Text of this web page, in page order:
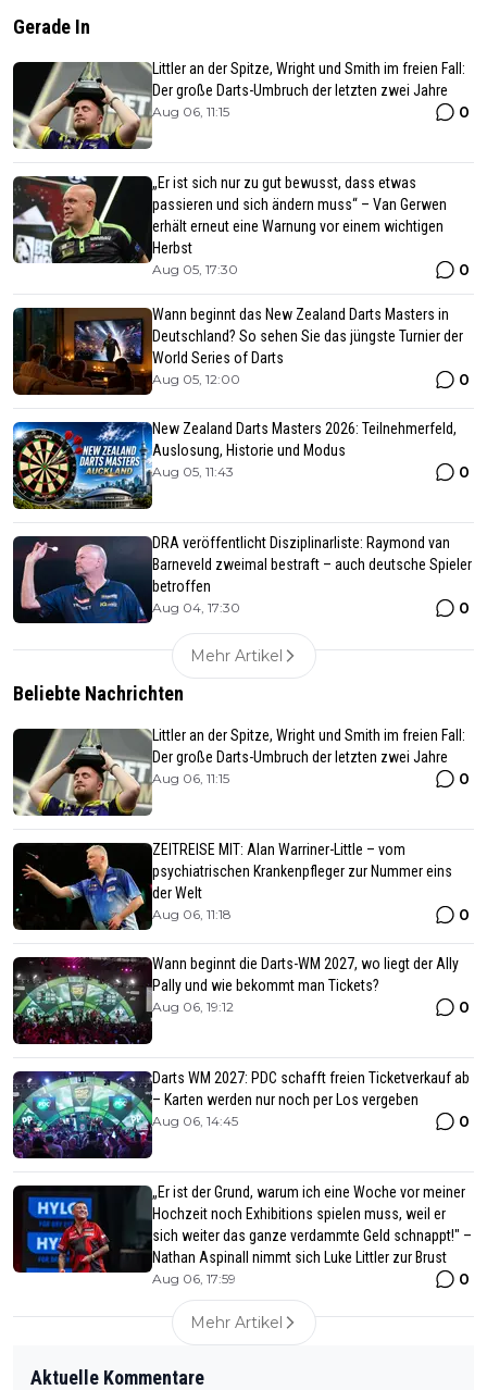
Gerade In
Littler an der Spitze, Wright und Smith im freien Fall:
Der große Darts-Umbruch der letzten zwei Jahre
Aug 06, 11:15 0
„Er ist sich nur zu gut bewusst, dass etwas
passieren und sich ändern muss“ – Van Gerwen
erhält erneut eine Warnung vor einem wichtigen
Herbst
Aug 05, 17:30 0
Wann beginnt das New Zealand Darts Masters in
Deutschland? So sehen Sie das jüngste Turnier der
World Series of Darts
Aug 05, 12:00 0
New Zealand Darts Masters 2026: Teilnehmerfeld,
Auslosung, Historie und Modus
Aug 05, 11:43 0
DRA veröffentlicht Disziplinarliste: Raymond van
Barneveld zweimal bestraft – auch deutsche Spieler
betroffen
Aug 04, 17:30 0
Mehr Artikel
Beliebte Nachrichten
Littler an der Spitze, Wright und Smith im freien Fall:
Der große Darts-Umbruch der letzten zwei Jahre
Aug 06, 11:15 0
ZEITREISE MIT: Alan Warriner-Little – vom
psychiatrischen Krankenpfleger zur Nummer eins
der Welt
Aug 06, 11:18 0
Wann beginnt die Darts-WM 2027, wo liegt der Ally
Pally und wie bekommt man Tickets?
Aug 06, 19:12 0
Darts WM 2027: PDC schafft freien Ticketverkauf ab
– Karten werden nur noch per Los vergeben
Aug 06, 14:45 0
„Er ist der Grund, warum ich eine Woche vor meiner
Hochzeit noch Exhibitions spielen muss, weil er
sich weiter das ganze verdammte Geld schnappt!" –
Nathan Aspinall nimmt sich Luke Littler zur Brust
Aug 06, 17:59 0
Mehr Artikel
Aktuelle Kommentare